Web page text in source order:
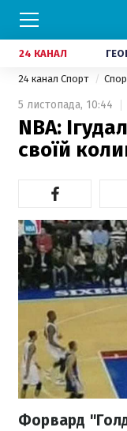
24 КАНАЛ
24 канал Спорт
5 листопада, 10:44
NBA:
своїй
Форвард